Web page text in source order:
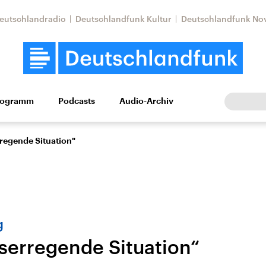
Deutschlandfunk Kultur Deutschlandfunk
Wissen Kultur Europa
Beiträge,
Nahostkonflikt
Iran
Podcasts Audio-Archiv
Situation"
Situation“